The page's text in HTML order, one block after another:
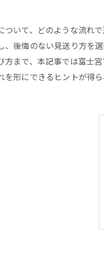
ついて、どのような流れ
、後悔のない見送り方を
方まで、本記事では富士
形にできるヒントが得ら